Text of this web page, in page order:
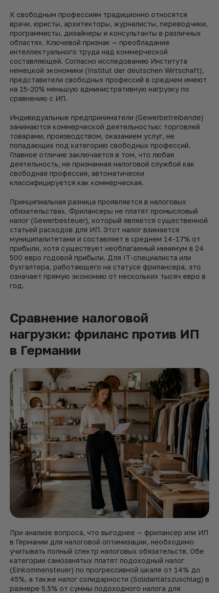
К свободным профессиям традиционно относятся
врачи, юристы, архитекторы, журналисты, переводчики,
программисты, дизайнеры и консультанты в различных
областях. Ключевой признак — преобладание
интеллектуального труда над коммерческой
составляющей. Согласно исследованию Института
немецкой экономики (Institut der deutschen Wirtschaft),
представители свободных профессий в среднем имеют
на 15-20% меньшую административную нагрузку по
сравнению с ИП.
Индивидуальные предприниматели (Gewerbetreibende)
занимаются коммерческой деятельностью: торговлей
товарами, производством, оказанием услуг, не
попадающих под категорию свободных профессий.
Главное отличие заключается в том, что любая
деятельность, не признанная налоговой службой как
свободная профессия, автоматически
классифицируется как коммерческая.
Принципиальная разница проявляется в налоговых
обязательствах. Фрилансеры не платят промысловый
налог (Gewerbesteuer), который является существенной
статьей расходов для ИП. Этот налог взимается
муниципалитетами и составляет в среднем 14-17% от
прибыли, хотя существует необлагаемый минимум в 24
500 евро годовой прибыли. Для IT-специалиста или
бухгалтера, работающего на статусе фрилансера, это
означает прямую экономию от нескольких тысяч евро в
год.
Сравнение налоговой
нагрузки: фриланс против ИП
в Германии
При анализе вопроса, что выгоднее — фрилансер или ИП
в Германии для налоговой оптимизации, необходимо
учитывать полный спектр налоговых обязательств. Обе
категории самозанятых платят подоходный налог
(Einkommensteuer) по прогрессивной шкале от 14% до
45%, а также налог солидарности (Solidaritätszuschlag) в
размере 5,5% от суммы подоходного налога для